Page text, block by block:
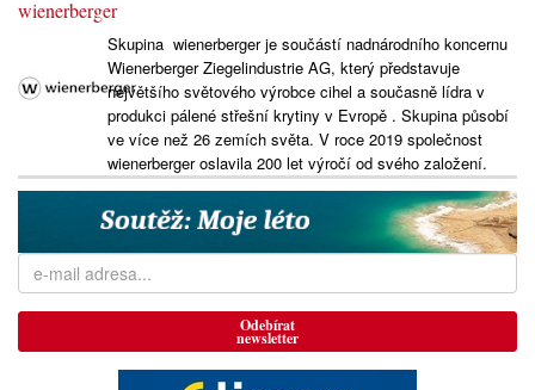
wienerberger
Skupina wienerberger je součástí nadnárodního koncernu
Wienerberger Ziegelindustrie AG, který představuje
největšího světového výrobce cihel a současně lídra v
produkci pálené střešní krytiny v Evropě . Skupina působí
ve více než 26 zemích světa. V roce 2019 společnost
wienerberger oslavila 200 let výročí od svého založení.
Odebírat
newsletter